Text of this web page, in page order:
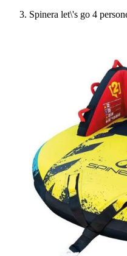
Spinera let\'s go 4